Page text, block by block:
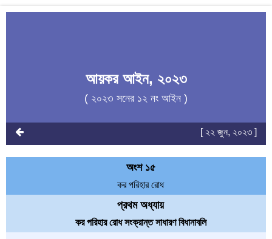
আয়কর আইন, ২০২৩
( ২০২৩ সনের ১২ নং আইন )
[ ২২ জুন, ২০২৩ ]
অংশ ১৫
কর পরিহার রোধ
প্রথম অধ্যায়
কর পরিহার রোধ সংক্রান্ত সাধারণ বিধানাবলি